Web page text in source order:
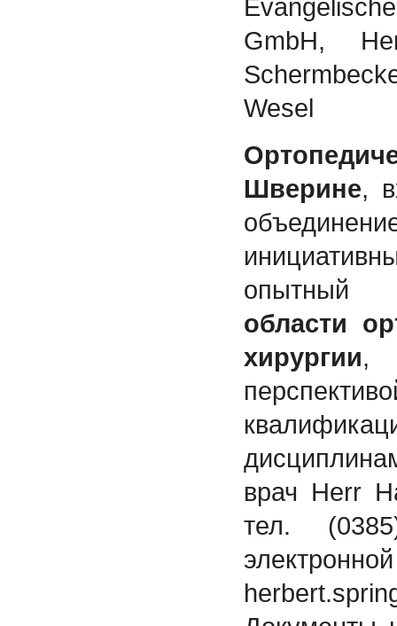
GmbH,
Wesel
Шверине,
области
хирургии,
врач Herr
тел.